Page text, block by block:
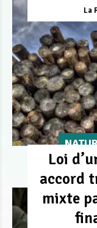
La
Loi
accord
mixte